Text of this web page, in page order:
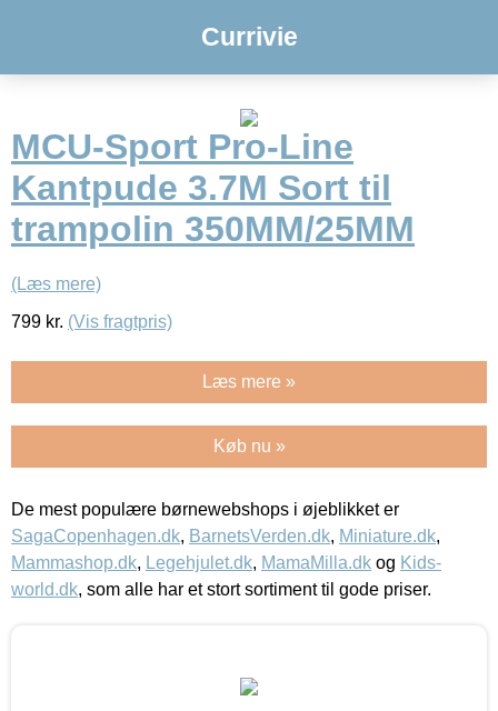
Currivie
MCU-Sport Pro-Line
Kantpude 3.7M Sort til
trampolin 350MM/25MM
(Læs mere)
799 kr. (Vis fragtpris)
Læs mere »
Køb nu »
De mest populære børnewebshops i øjeblikket er
SagaCopenhagen.dk, BarnetsVerden.dk, Miniature.dk,
Mammashop.dk, Legehjulet.dk, MamaMilla.dk og Kids-
world.dk, som alle har et stort sortiment til gode priser.